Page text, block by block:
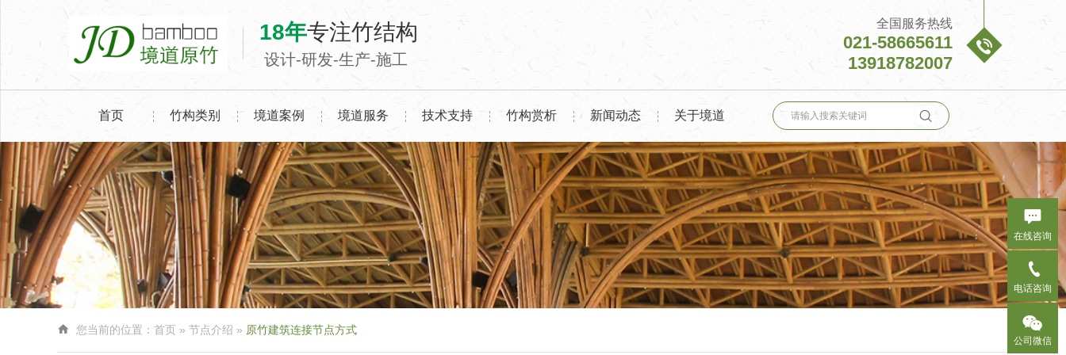
18年专注竹结构
设计-研发-生产-施工
全国服务热线
021-58665611
13918782007

首页 竹构类别 境道案例 境道服务 技术支持 竹构赏析 新闻动态 关于境道 
 您当前的位置： 首页 » 节点介绍 » 原竹建筑连接节点方式

在线咨询

电话咨询

公司微信